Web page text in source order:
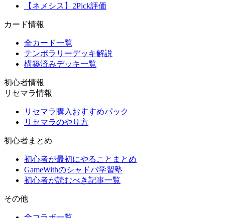
【ネメシス】2Pick評価
カード情報
全カード一覧
テンポラリーデッキ解説
構築済みデッキ一覧
初心者情報
リセマラ情報
リセマラ購入おすすめパック
リセマラのやり方
初心者まとめ
初心者が最初にやることまとめ
GameWithのシャドバ学習塾
初心者が読むべき記事一覧
その他